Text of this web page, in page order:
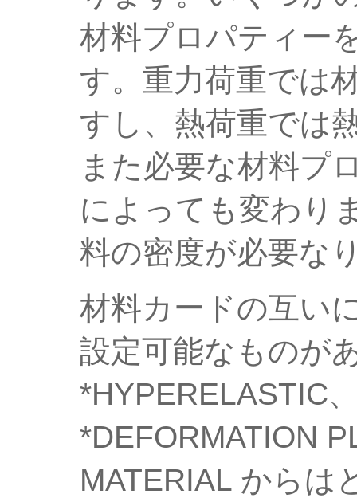
材料プロパティー
す。重力荷重では
すし、熱荷重では
また必要な材料プ
によっても変わり
料の密度が必要な
材料カードの互い
設定可能なものが
*HYPERELASTIC
*DEFORMATION
MATERIAL からは